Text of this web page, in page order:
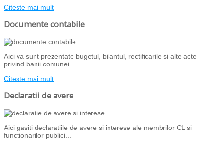
Citeste mai mult
Documente contabile
Aici va sunt prezentate bugetul, bilantul, rectificarile si alte acte
privind banii comunei
Citeste mai mult
Declaratii de avere
Aici gasiti declaratiile de avere si interese ale membrilor CL si
functionarilor publici...